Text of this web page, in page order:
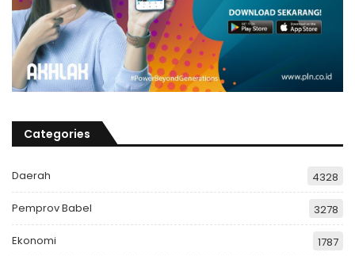
Categories
Daerah 4328
Pemprov Babel 3278
Ekonomi 1787